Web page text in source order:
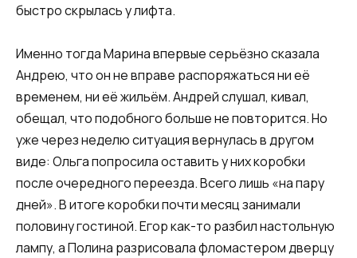
быстро скрылась у лифта.
Именно тогда Марина впервые серьёзно сказала
Андрею, что он не вправе распоряжаться ни её
временем, ни её жильём. Андрей слушал, кивал,
обещал, что подобного больше не повторится. Но
уже через неделю ситуация вернулась в другом
виде: Ольга попросила оставить у них коробки
после очередного переезда. Всего лишь «на пару
дней». В итоге коробки почти месяц занимали
половину гостиной. Егор как-то разбил настольную
лампу, а Полина разрисовала фломастером дверцу